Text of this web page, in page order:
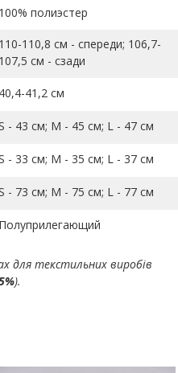
100% полиэстер
110-110,8 см - спереди; 106,7-
107,5 см - сзади
40,4-41,2 см
- 43 см; M - 45 см; L - 47 см
- 33 см; M - 35 см; L - 37 см
- 73 см; M - 75 см; L - 77 см
Полуприлегающий
для текстильних виробів
).